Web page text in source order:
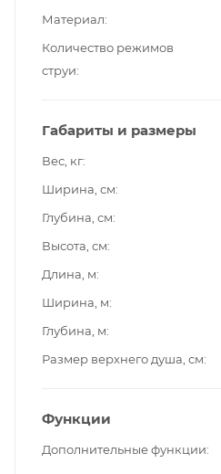
Материал
Количество режимов
струи
Габариты и размеры
Вес, кг
Ширина, см
Глубина, см
Высота, см
Длина, м
Ширина, м
Глубина, м
Размер верхнего душа, см
Функции
Дополнительные функции